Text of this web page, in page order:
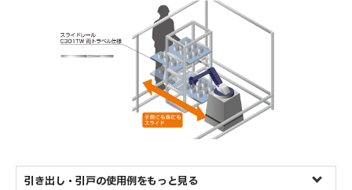
引き出し・引戸の使用例をもっと見る